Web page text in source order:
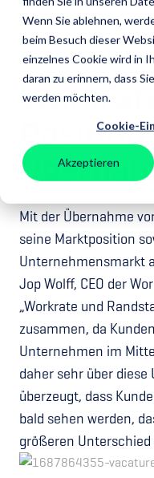
Wenn Sie ablehnen,
beim Besuch dieser
einzelnes Cookie wird in
daran zu erinnern, dass
werden möchten.
Cookie-
Akzeptieren
Position
Mit der Übernahme
seine Marktposition
Unternehmensmarkt
Jop Wolff, CEO der
„Workrate und
zusammen, da
Unternehmen im
daher sehr über
überzeugt, dass
bald sehen werden,
größeren Unterschied